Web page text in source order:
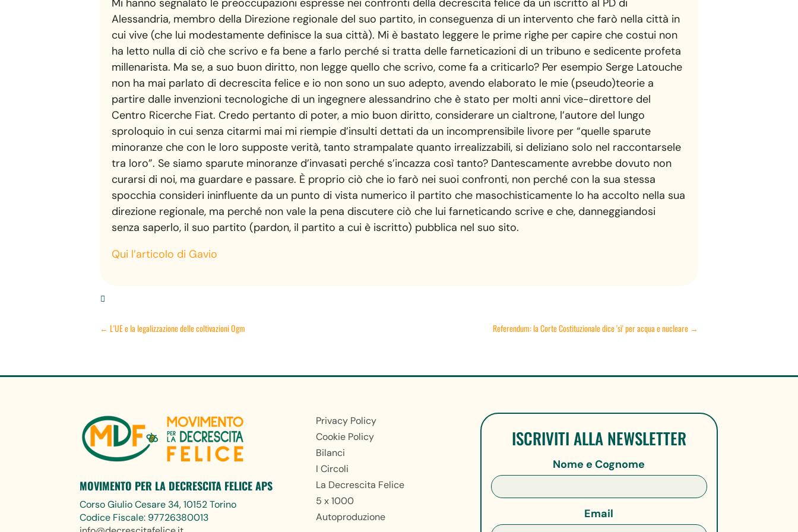
Mi hanno segnalato le preoccupazioni espresse nei confronti della decrescita felice da un iscritto al PD di
Alessandria, membro della Direzione regionale del suo partito, in conseguenza di un intervento che farò nella città in
cui vive (che lui modestamente definisce la sua città). Mi è bastato leggere le prime righe per capire che costui non
ha letto nulla di ciò che scrivo e fa bene a farlo perché si tratta delle farneticazioni di un tribuno e sedicente profeta
millenarista. Ma se, a suo buon diritto, non legge quello che scrivo, come fa a criticarlo? Per esempio Serge Latouche
non ha mai parlato di decrescita felice e io non sono un suo adepto, avendo elaborato le mie (pseudo)teorie a
partire dalle invenzioni tecnologiche di un ingegnere alessandrino che è stato per molti anni vice-direttore del
Centro Ricerche Fiat. Credo pertanto di poter, a mio buon diritto, considerare un cialtrone, l’autore del lungo
sproloquio in cui senza citarmi mai mi riempie d’insulti dettati da un incomprensibile livore per “quelle sparute
minoranze che con le loro supposte verità, tanto strampalate quanto irrealizzabili, si deliziano solo nel raccontarsele
tra loro”. Se siamo sparute minoranze d’invasati perché s’incazza così tanto? Dantescamente avrebbe dovuto non
curarsi di noi, ma guardare e passare. È proprio ciò che io farò nei suoi confronti, non perché con la sua stessa
spocchia consideri ininfluente da un punto di vista numerico il partito che masochisticamente lo ha accolto nella sua
direzione regionale, ma perché non vale la pena discutere ciò che lui farneticando scrive e che, danneggiandosi
senza saperlo, il suo partito (pardon, il partito a cui è iscritto) pubblica nel suo sito.
Qui l’articolo di Gavio

←L'UE e la legalizzazione delle coltivazioni Ogm Referendum: la Corte Costituzionale dice 'sì' per acqua e nucleare→
MOVIMENTO PER LA DECRESCITA FELICE APS
Corso Giulio Cesare 34, 10152 Torino
Codice Fiscale: 97726380013
Privacy Policy
Cookie Policy
Bilanci
I Circoli
La Decrescita Felice
5 x 1000
Autoproduzione
ISCRIVITI ALLA NEWSLETTER
Nome e Cognome
Email